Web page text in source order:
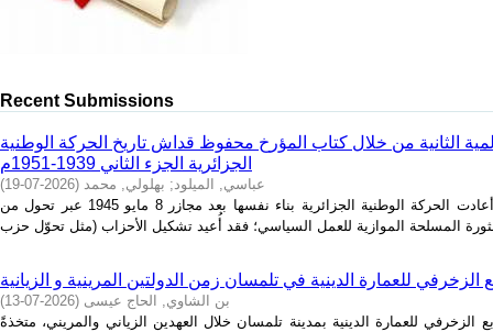
Recent Submissions
الثانية من خلال كتاب المؤرخ محفوظ قداش تاريخ الحركة الوطنية
الجزائرية الجزء الثاني 1939-1951م
عباسي, الميلود; بهلولي, محمد (
2026-07-19
)
الملخص في الفترة ما بين 1945 و1951، أعادت الحركة الوطنية الجزائرية بناء نفسها بعد مجازر 8 مايو 1945 عبر تحول من
الزخرفي للعمارة الدينية في تلمسان زمن الدولتين المرينية و الزيانية
بن الشاوي, الحاج عيسى (
2026-07-13
)
للعمارة الدينية بمدينة تلمسان خلال العهدين الزياني والمريني، متخذةً